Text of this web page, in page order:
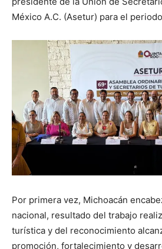
México A.C. (Asetur) para el
Por primera vez, Michoacán
nacional, resultado del trabajo
turística y del reconocimiento
promoción, fortalecimiento y